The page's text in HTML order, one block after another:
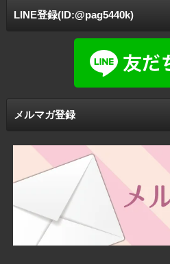
LINE登録(ID:@pag5440k)
メルマガ登録